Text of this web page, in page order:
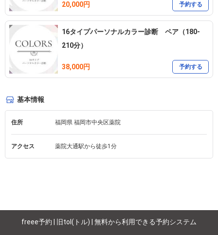
20,000円 予約する
16タイプパーソナルカラー診断 ペア（180-
210分）
38,000円 予約する
基本情報
住所 福岡県 福岡市中央区薬院
アクセス 薬院大通駅から徒歩1分
freee予約 | 旧tol(トル) | 無料から利用できる予約システム